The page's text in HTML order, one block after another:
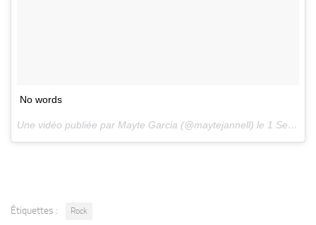
No words
Une vidéo publiée par Mayte Garcia (@maytejannell) le 1 Sept. 2016 à 19h54 PDT
Étiquettes : Rock